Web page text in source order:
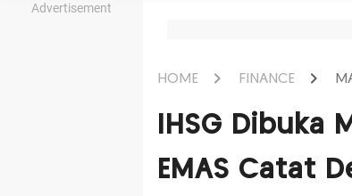
Advertisement
HOME FINANCE
IHSG Dibuka
EMAS Catat